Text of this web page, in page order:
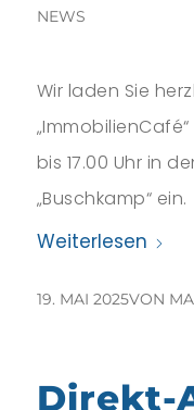
NEWS
Wir laden Sie
bis 17.00 Uhr in
„Buschkamp“ ein.
Weiterlesen
19. MAI 2025VON
Direkt-